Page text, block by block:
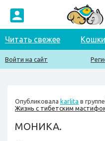
Читать свежее Кошки
Войти на сайт
Опубликовала karlita в группе
Жизнь с тибетским
МОНИКА.